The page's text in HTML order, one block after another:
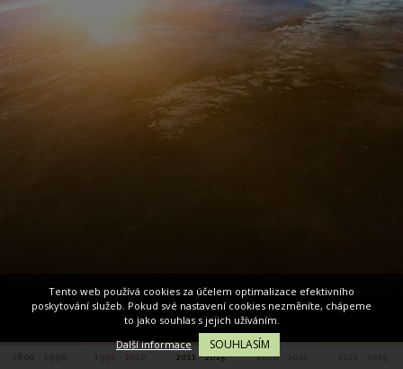
2011 - 2015 2016 - 2021
Tento web používá cookies za účelem optimalizace efektivního
poskytování služeb. Pokud své nastavení cookies nezměníte, chápeme
to jako souhlas s jejich užíváním.
Další informace
SOUHLASÍM